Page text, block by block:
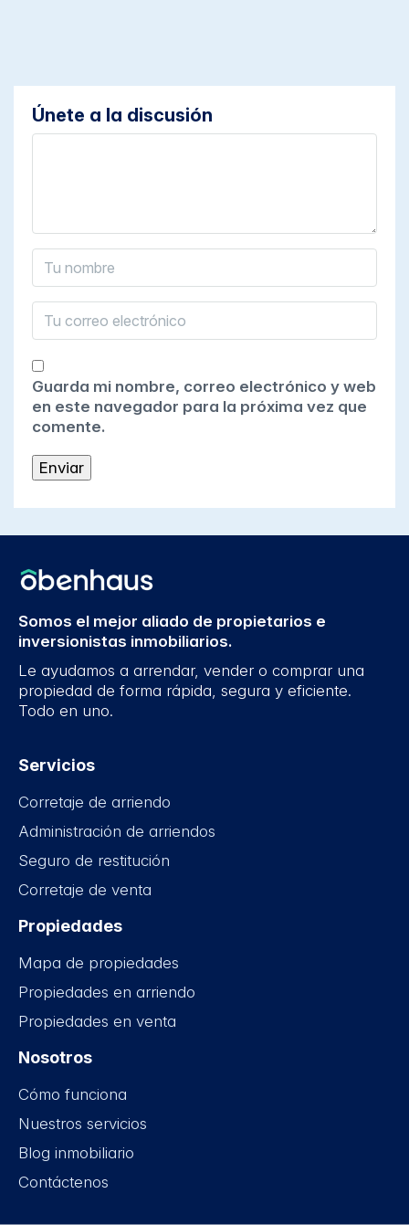
Únete a la discusión
Guarda mi nombre, correo electrónico y web
en este navegador para la próxima vez que
comente.
Somos el mejor aliado de propietarios e
inversionistas inmobiliarios.
Le ayudamos a arrendar, vender o comprar una
propiedad de forma rápida, segura y eficiente.
Todo en uno.
Servicios
Corretaje de arriendo
Administración de arriendos
Seguro de restitución
Corretaje de venta
Propiedades
Mapa de propiedades
Propiedades en arriendo
Propiedades en venta
Nosotros
Cómo funciona
Nuestros servicios
Blog inmobiliario
Contáctenos